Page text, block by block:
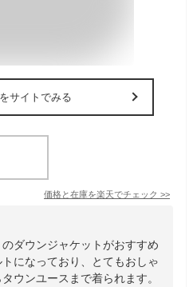
サイトでみる
価格と在庫を楽天でチェック >>
ダウンジャケットがおすすめ
になっており、とてもおしゃ
ウンユースまで着られます。